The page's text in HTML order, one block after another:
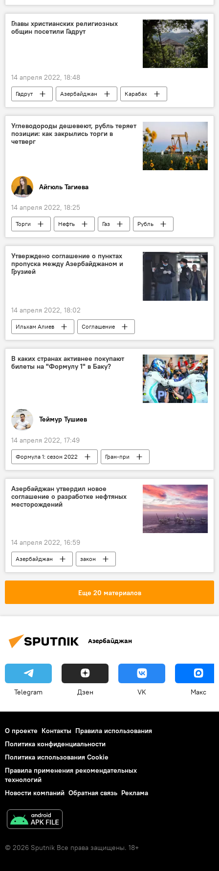
Газ
Экономика
Главы христианских религиозных
общин посетили Гадрут
14 апреля 2022, 18:48
Гадрут Азербайджан
Карабах
религиозные лидеры
Религиозные общины
визит
поездка
ЖИЗНЬ
Углеводороды дешевеют, рубль теряет
позиции: как закрылись торги в
четверг
Айгюль Тагиева
14 апреля 2022, 18:25
Торги Нефть Газ
Рубль
Экономика
Утверждено соглашение о пунктах
пропуска между Азербайджаном и
Грузией
14 апреля 2022, 18:02
Ильхам Алиев
Соглашение
Погранично-пропускной пункт
Экономика
Азербайджан
В каких странах активнее покупают
билеты на "Формулу 1" в Баку?
Теймур Тушиев
14 апреля 2022, 17:49
Формула 1: сезон 2022
Гран-при
Гран-при Азербайджана "Формулы-1"
Королевские гонки
страны
ЖИЗНЬ
Азербайджан утвердил новое
соглашение о разработке нефтяных
месторождений
14 апреля 2022, 16:59
Азербайджан
закон
Месторождения
контракт
Бузовна
Маштага
Гала
Зиря
Еще 20 материалов
Азербайджан
Telegram Дзен VK Макс
О проекте Контакты Правила использования
Политика конфиденциальности
Политика использования Cookie
Правила применения рекомендательных
технологий
Новости компаний Обратная связь Реклама
© 2026 Sputnik Все права защищены. 18+